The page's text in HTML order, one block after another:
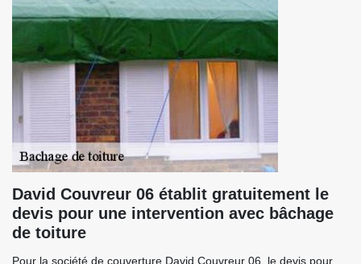
David Couvreur 06 établit gratuitement le
devis pour une intervention avec bâchage
de toiture
Pour la société de couverture David Couvreur 06, le devis pour